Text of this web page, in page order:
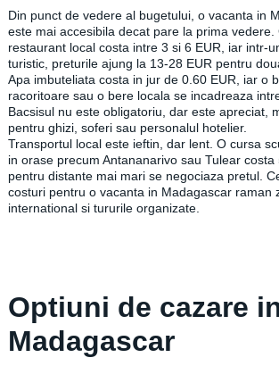
Din punct de vedere al bugetului, o vacanta in
este mai accesibila decat pare la prima vedere.
restaurant local costa intre 3 si 6 EUR, iar intr-
turistic, preturile ajung la 13-28 EUR pentru
Apa imbuteliata costa in jur de 0.60 EUR, iar o
racoritoare sau o bere locala se incadreaza
Bacsisul nu este obligatoriu, dar este apreciat,
pentru ghizi, soferi sau personalul hotelier.
Transportul local este ieftin, dar lent. O cursa
in orase precum Antananarivo sau Tulear costa
pentru distante mai mari se negociaza pretul.
costuri pentru o vacanta in Madagascar raman
international si tururile organizate.
Optiuni de cazare
Madagascar